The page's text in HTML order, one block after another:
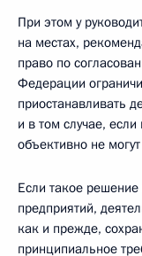
При этом у
на местах,
право по
Федерации
приостанавливать
и в том случае,
объективно не
Если такое решение
предприятий,
как и прежде,
принципиальное